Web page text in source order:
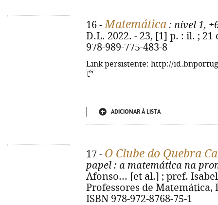
16 -Matemática : nível 1,
D.L. 2022. - 23, [1] p. : il. ;
978-989-775-483-8
Link persistente: http://
ADICIONAR À LISTA
17 - O Clube do Quebra
papel : a matemática na
Afonso... [et al.] ; pref.
Professores de Matemática,
ISBN 978-972-8768-75-1